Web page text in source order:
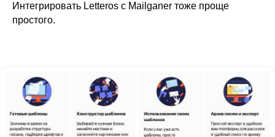
Интегрировать Letteros с Mailganer тоже проще
простого.